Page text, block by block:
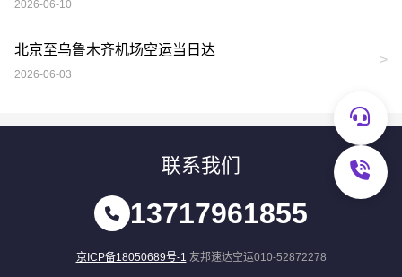
2026-06-10
北京至乌鲁木齐机场空运当日达
2026-06-03
>
联系我们
13717961855
京ICP备18050689号-1 友邦速达空运010-52872278